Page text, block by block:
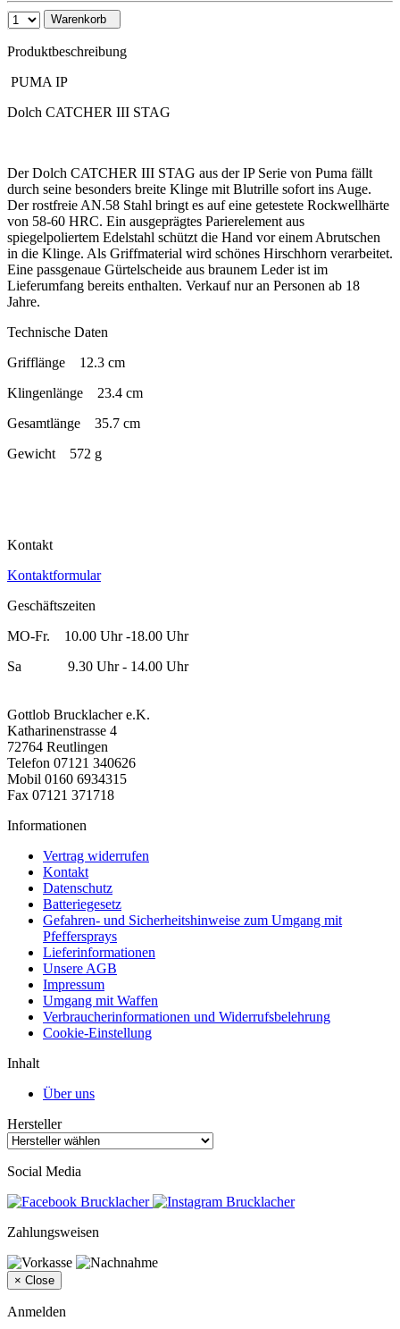
Warenkorb
Produktbeschreibung
PUMA IP
Dolch CATCHER III STAG
Der Dolch CATCHER III STAG aus der IP Serie von Puma fällt
durch seine besonders breite Klinge mit Blutrille sofort ins Auge.
Der rostfreie AN.58 Stahl bringt es auf eine getestete Rockwellhärte
von 58-60 HRC. Ein ausgeprägtes Parierelement aus
spiegelpoliertem Edelstahl schützt die Hand vor einem Abrutschen
in die Klinge. Als Griffmaterial wird schönes Hirschhorn verarbeitet.
Eine passgenaue Gürtelscheide aus braunem Leder ist im
Lieferumfang bereits enthalten. Verkauf nur an Personen ab 18
Jahre.
Technische Daten
Grifflänge 12.3 cm
Klingenlänge 23.4 cm
Gesamtlänge 35.7 cm
Gewicht 572 g
Kontakt
Kontaktformular
Geschäftszeiten
MO-Fr. 10.00 Uhr -18.00 Uhr
Sa 9.30 Uhr - 14.00 Uhr
Gottlob Brucklacher e.K.
Katharinenstrasse 4
72764 Reutlingen
Telefon 07121 340626
Mobil 0160 6934315
Fax 07121 371718
Informationen
Vertrag widerrufen
Kontakt
Datenschutz
Batteriegesetz
Gefahren- und Sicherheitshinweise zum Umgang mit
Pfeffersprays
Lieferinformationen
Unsere AGB
Impressum
Umgang mit Waffen
Verbraucherinformationen und Widerrufsbelehrung
Cookie-Einstellung
Inhalt
Über uns
Hersteller
Social Media
Zahlungsweisen
× Close
Anmelden